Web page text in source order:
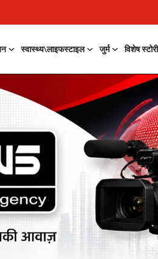
स्वास्थ्य\लाइफस्टाइल जुर्म विशेष स्टोरी